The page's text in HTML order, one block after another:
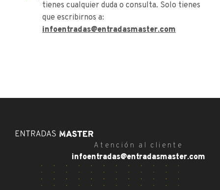
tienes cualquier duda o consulta. Solo tienes
que escribirnos a:
infoentradas@entradasmaster.com
Atención al cliente
infoentradas@entradasmaster.com